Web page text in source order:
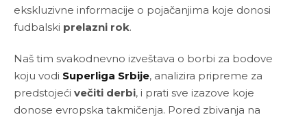
ekskluzivne informacije o pojačanjima koje donosi
fudbalski prelazni rok.
Naš tim svakodnevno izveštava o borbi za bodove
koju vodi Superliga Srbije, analizira pripreme za
predstojeći večiti derbi, i prati sve izazove koje
donose evropska takmičenja. Pored zbivanja na